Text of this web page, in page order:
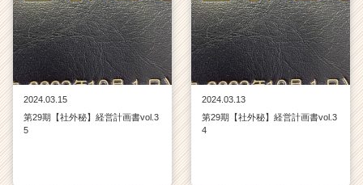
活
サ
イ
ト
チ
ャ
2024.03.15
第29期【社外秘】経営計画書vol.3
5
2024.03.13
第29期【社外秘】経営計画書vol.3
4